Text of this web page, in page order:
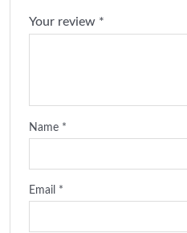
Your review *
Name *
Email *